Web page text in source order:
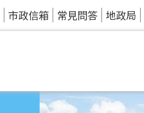
市政信箱 常見問答 地政局